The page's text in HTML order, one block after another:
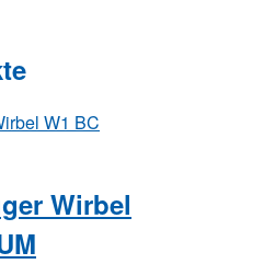
Wirbel